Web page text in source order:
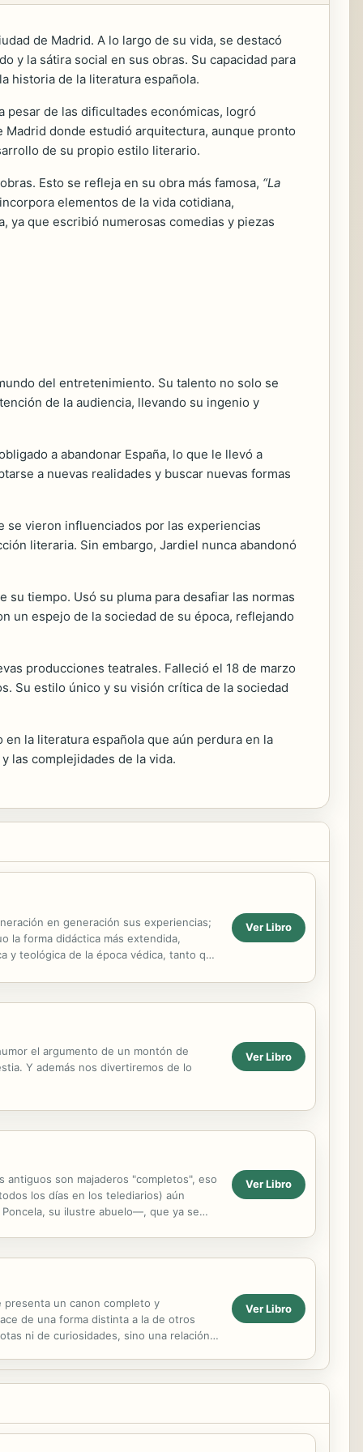
de Madrid. A lo largo de su vida, se destacó
y la sátira social en sus obras. Su capacidad para
historia de la literatura española.
pesar de las dificultades económicas, logró
donde estudió arquitectura, aunque pronto
de su propio estilo literario.
Esto se refleja en su obra más famosa, “La
elementos de la vida cotidiana,
ya que escribió numerosas comedias y piezas
del entretenimiento. Su talento no solo se
de la audiencia, llevando su ingenio y
a abandonar España, lo que le llevó a
a nuevas realidades y buscar nuevas formas
se vieron influenciados por las experiencias
literaria. Sin embargo, Jardiel nunca abandonó
tiempo. Usó su pluma para desafiar las normas
un espejo de la sociedad de su época, reflejando
producciones teatrales. Falleció el 18 de marzo
Su estilo único y su visión crítica de la sociedad
la literatura española que aún perdura en la
las complejidades de la vida.
en generación sus experiencias;
la forma didáctica más extendida,
teológica de la época védica, tanto que
Ver Libro
el argumento de un montón de
Y además nos divertiremos de lo
Ver Libro
antiguos son majaderos "completos", eso
los días en los telediarios) aún
su ilustre abuelo—, que ya se
Ver Libro
presenta un canon completo y
de una forma distinta a la de otros
ni de curiosidades, sino una relación
Ver Libro